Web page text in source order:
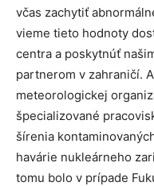
včas zachytiť
vieme tieto hodnoty
centra a poskytnúť
partnerom v zahraničí.
meteorologickej
špecializované
šírenia
havárie nukleárneho
tomu bolo v prípade